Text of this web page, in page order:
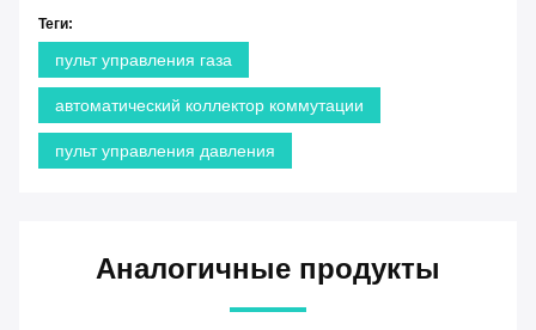
Теги:
пульт управления газа
автоматический коллектор коммутации
пульт управления давления
Аналогичные продукты